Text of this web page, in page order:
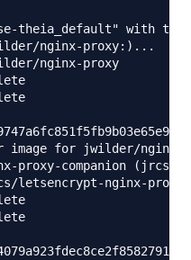
theia_default" with
nginx-proxy:)...
nginx-proxy
image for jwilder/
proxy-companion (jrcs/
nginx-proxy-